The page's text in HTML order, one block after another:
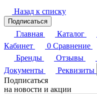
Назад к списку
Подписаться
Главная Каталог
Кабинет
0 Сравнение
Бренды
Отзывы
Документы
Реквизиты
Подписаться
на новости и акции